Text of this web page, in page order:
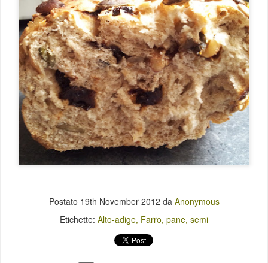
Postato 19th November 2012 da Anonymous
Etichette: Alto-adige Farro pane semi